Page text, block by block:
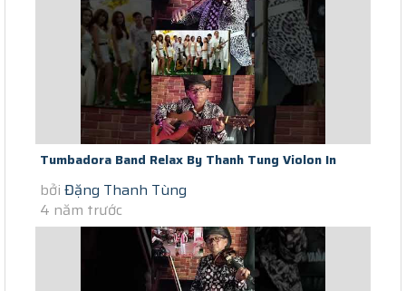
Tumbadora Band Relax By Thanh Tung Violon In
Saigon Social Distance I Have...
bởi Đặng Thanh Tùng
4 năm trước